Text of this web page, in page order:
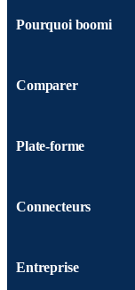
Pourquoi boomi
Comparer
Plate-forme
Connecteurs
Entreprise